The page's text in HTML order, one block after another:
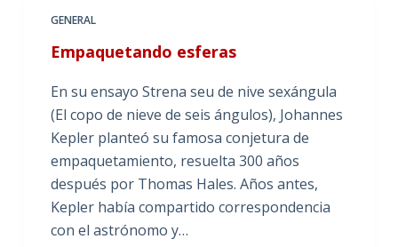
GENERAL
Empaquetando esferas
En su ensayo Strena seu de nive sexángula
(El copo de nieve de seis ángulos), Johannes
Kepler planteó su famosa conjetura de
empaquetamiento, resuelta 300 años
después por Thomas Hales. Años antes,
Kepler había compartido correspondencia
con el astrónomo y…